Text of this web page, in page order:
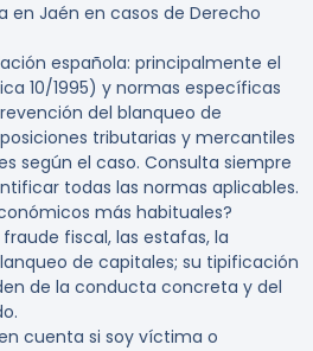
en Jaén en casos de Derecho
española: principalmente el
10/1995) y normas específicas
del blanqueo de
tributarias y mercantiles
según el caso. Consulta siempre
todas las normas aplicables.
más habituales?
fiscal, las estafas, la
de capitales; su tipificación
de la conducta concreta y del
cuenta si soy víctima o